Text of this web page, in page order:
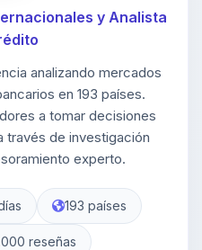
y Analista
analizando mercados
en 193 países.
a tomar decisiones
través de investigación
experto.
193 países
reseñas